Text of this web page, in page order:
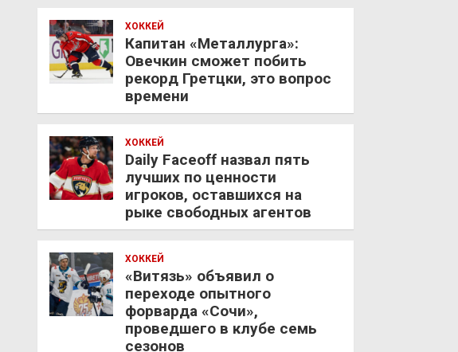
ХОККЕЙ
Капитан «Металлурга»:
Овечкин сможет побить
рекорд Гретцки, это вопрос
времени
ХОККЕЙ
Daily Faceoff назвал пять
лучших по ценности
игроков, оставшихся на
рыке свободных агентов
ХОККЕЙ
«Витязь» объявил о
переходе опытного
форварда «Сочи»,
проведшего в клубе семь
сезонов